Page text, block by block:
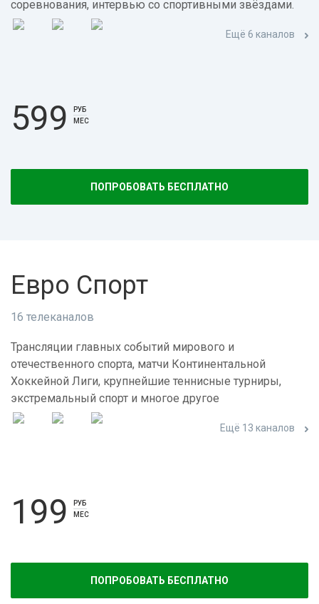
соревнования, интервью со спортивными звёздами.
Ещё 6 каналов
599
РУБ
МЕС
ПОПРОБОВАТЬ БЕСПЛАТНО
Евро Спорт
16 телеканалов
Трансляции главных событий мирового и
отечественного спорта, матчи Континентальной
Хоккейной Лиги, крупнейшие теннисные турниры,
экстремальный спорт и многое другое
Ещё 13 каналов
199
РУБ
МЕС
ПОПРОБОВАТЬ БЕСПЛАТНО